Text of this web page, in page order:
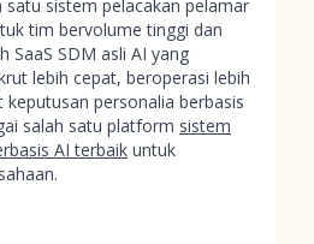
satu sistem pelacakan pelamar
tim bervolume tinggi dan
SDM asli AI yang
lebih cepat, beroperasi lebih
personalia berbasis
salah satu platform sistem
AI terbaik untuk